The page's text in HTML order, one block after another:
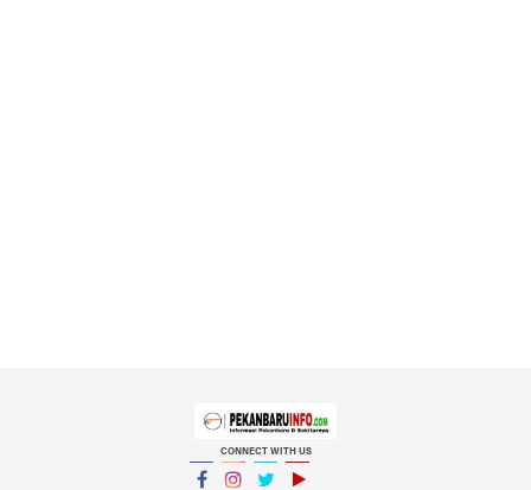
CONNECT WITH US